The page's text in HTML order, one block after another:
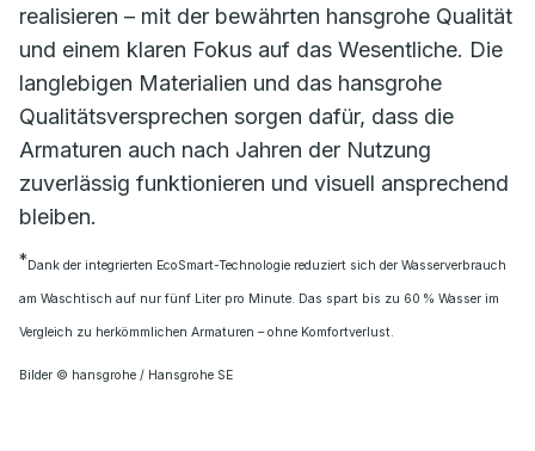
realisieren – mit der bewährten hansgrohe Qualität
und einem klaren Fokus auf das Wesentliche. Die
langlebigen Materialien und das hansgrohe
Qualitätsversprechen sorgen dafür, dass die
Armaturen auch nach Jahren der Nutzung
zuverlässig funktionieren und visuell ansprechend
bleiben.
*Dank der integrierten EcoSmart-Technologie reduziert sich der Wasserverbrauch
am Waschtisch auf nur fünf Liter pro Minute. Das spart bis zu 60 % Wasser im
Vergleich zu herkömmlichen Armaturen – ohne Komfortverlust.
Bilder © hansgrohe / Hansgrohe SE